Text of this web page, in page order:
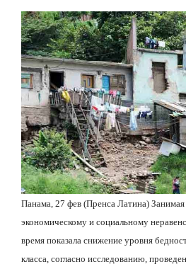
Панама, 27 фев (Пренса Латина) Занимая
экономическому и социальному
время показала снижение уровня
класса, согласно исследованию,